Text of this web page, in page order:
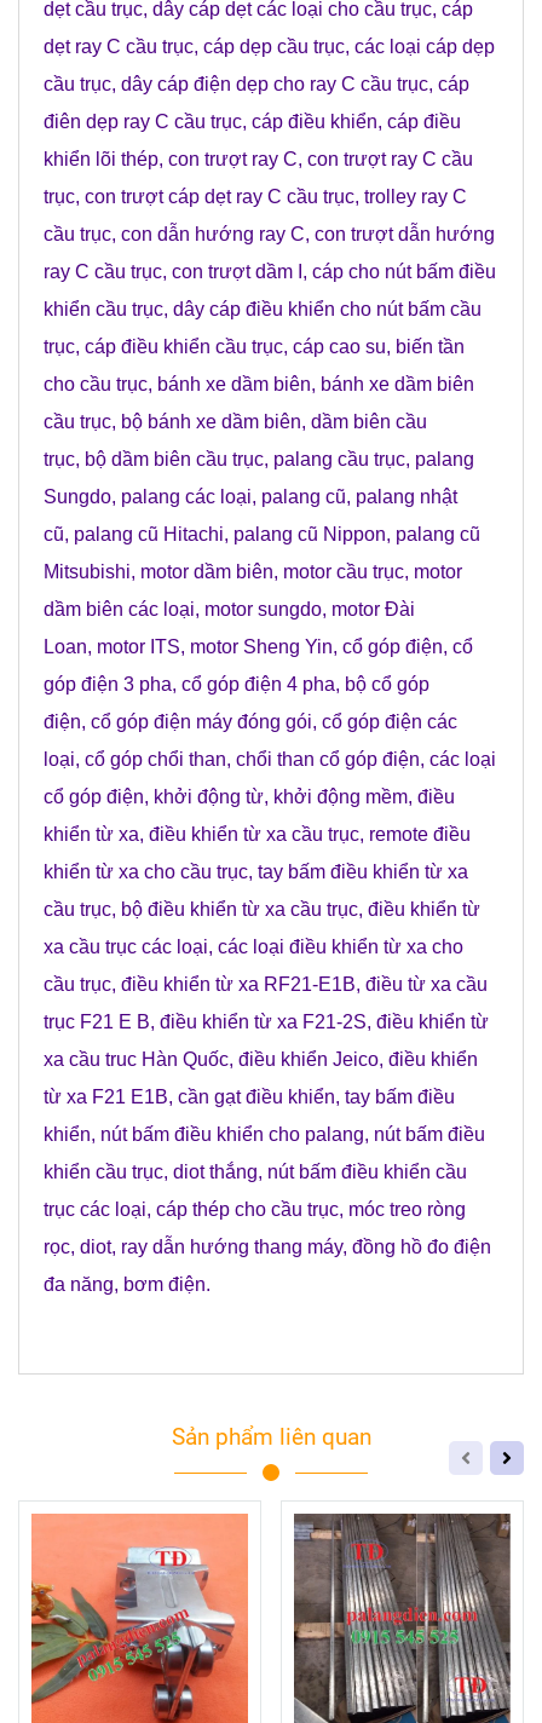
dẹt cầu trục, dây cáp dẹt các loại cho cầu trục, cáp
dẹt ray C cầu trục, cáp dẹp cầu trục, các loại cáp dẹp
cầu trục, dây cáp điện dẹp cho ray C cầu trục, cáp
điên dẹp ray C cầu trục, cáp điều khiển, cáp điều
khiển lõi thép, con trượt ray C, con trượt ray C cầu
trục, con trượt cáp dẹt ray C cầu trục, trolley ray C
cầu trục, con dẫn hướng ray C, con trượt dẫn hướng
ray C cầu trục, con trượt dầm I , cáp cho nút bấm điều
khiển cầu trục, dây cáp điều khiển cho nút bấm cầu
trục, cáp điều khiển cầu trục, cáp cao su, biến tần
cho cầu trục, bánh xe dầm biên, bánh xe dầm biên
cầu trục, bộ bánh xe dầm biên, dầm biên cầu
trục, bộ dầm biên cầu trục, palang cầu trục, palang
Sungdo, palang các loại, palang cũ, palang nhật
cũ, palang cũ Hitachi, palang cũ Nippon, palang cũ
Mitsubishi, motor dầm biên, motor cầu trục, motor
dầm biên các loại, motor sungdo, motor Đài
Loan, motor ITS, motor Sheng Yin, cổ góp điện, cổ
góp điện 3 pha, cổ góp điện 4 pha, bộ cổ góp
điện, cổ góp điện máy đóng gói, cổ góp điện các
loại, cổ góp chổi than, chổi than cổ góp điện, các loại
cổ góp điện, khởi động từ, khởi động mềm, điều
khiển từ xa, điều khiển từ xa cầu trục, remote điều
khiển từ xa cho cầu trục, tay bấm điều khiển từ xa
cầu trục, bộ điều khiển từ xa cầu trục, điều khiển từ
xa cầu trục các loại, các loại điều khiển từ xa cho
cầu trục, điều khiển từ xa RF21-E1B, điều từ xa cầu
trục F21 E B, điều khiển từ xa F21-2S, điều khiển từ
xa cầu truc Hàn Quốc, điều khiển Jeico, điều khiển
từ xa F21 E1B, cần gạt điều khiển, tay bấm điều
khiển, nút bấm điều khiển cho palang, nút bấm điều
khiển cầu trục, diot thắng, nút bấm điều khiển cầu
trục các loại, cáp thép cho cầu trục, móc treo ròng
rọc, diot, ray dẫn hướng thang máy, đồng hồ đo điện
đa năng, bơm điện.
Sản phẩm liên quan